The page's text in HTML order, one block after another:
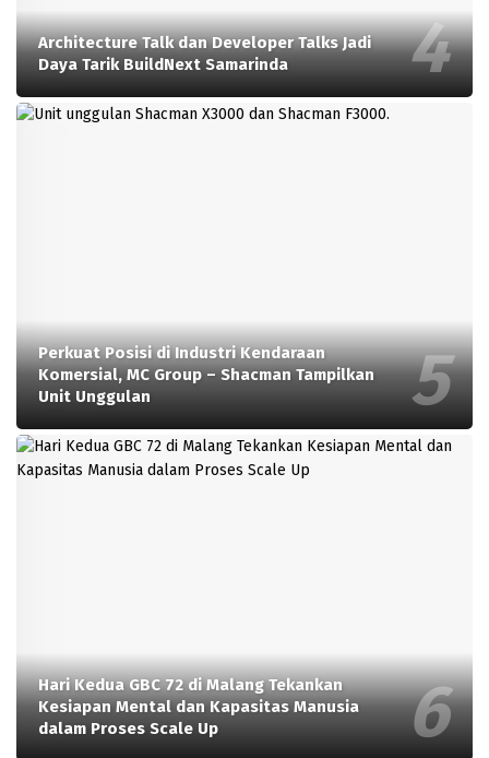
Architecture Talk dan Developer Talks Jadi
Daya Tarik BuildNext Samarinda
Perkuat Posisi di Industri Kendaraan
Komersial, MC Group – Shacman Tampilkan
Unit Unggulan
Hari Kedua GBC 72 di Malang Tekankan
Kesiapan Mental dan Kapasitas Manusia
dalam Proses Scale Up